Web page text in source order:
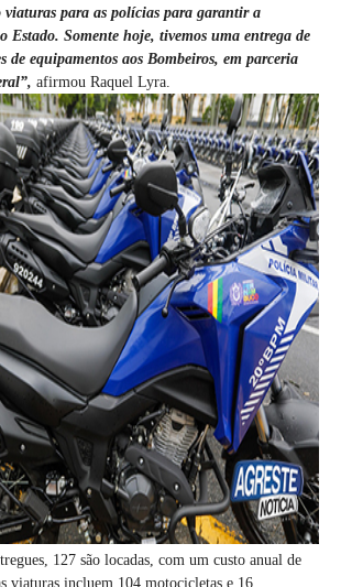
viaturas para as polícias para garantir a
Estado. Somente hoje, tivemos uma entrega de
de equipamentos aos Bombeiros, em parceria
afirmou Raquel Lyra.
127 são locadas, com um custo anual de
viaturas incluem 104 motocicletas e 16